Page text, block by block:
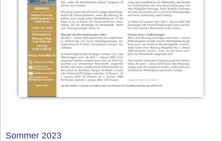
Sommer 2023